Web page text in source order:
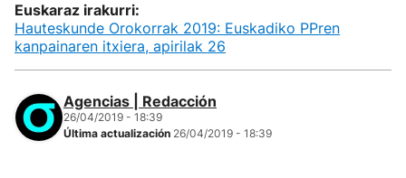
Euskaraz irakurri:
Hauteskunde Orokorrak 2019: Euskadiko PPren
kanpainaren itxiera, apirilak 26
Agencias | Redacción
26/04/2019 - 18:39
Última actualización 26/04/2019 - 18:39